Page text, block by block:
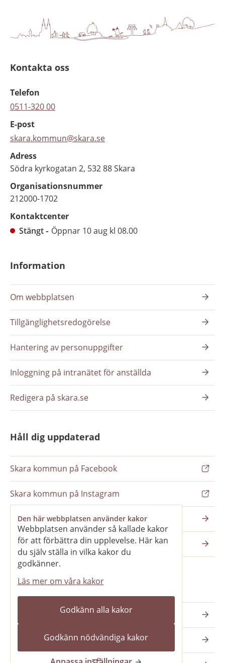
Den här webbplatsen använder kakor
Webbplatsen använder så kallade kakor
för att förbättra din upplevelse. Här kan
du själv ställa in vilka kakor du
godkänner.
Läs mer om våra kakor
Godkänn alla kakor
Godkänn nödvändiga kakor
Kontakta oss
Telefon
0511-320 00
E-post
skara.kommun@skara.se
Adress
Södra kyrkogatan 2, 532 88 Skara
Organisationsnummer
212000-1702
Kontaktcenter
Stängt
Öppnar 10 aug kl 08.00
Information
Om webbplatsen
Tillgänglighetsredogörelse
Hantering av personuppgifter
Inloggning på intranätet för anställda
Redigera på skara.se
Håll dig uppdaterad
Skara kommun på Facebook
Skara kommun på Instagram
Nyhetsbrev
Pressrum
Våra webbplatser
Katedralskolan
Vilans fritidsområde